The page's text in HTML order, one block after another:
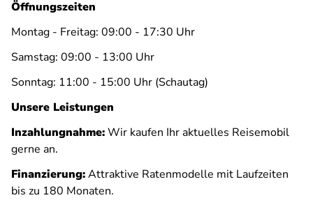
Öffnungszeiten
Montag - Freitag: 09:00 - 17:30 Uhr
Samstag: 09:00 - 13:00 Uhr
Sonntag: 11:00 - 15:00 Uhr (Schautag)
Unsere Leistungen
Inzahlungnahme:Wir kaufen Ihr aktuelles Reisemobil
gerne an.
Finanzierung:Attraktive Ratenmodelle mit Laufzeiten
bis zu 180 Monaten.